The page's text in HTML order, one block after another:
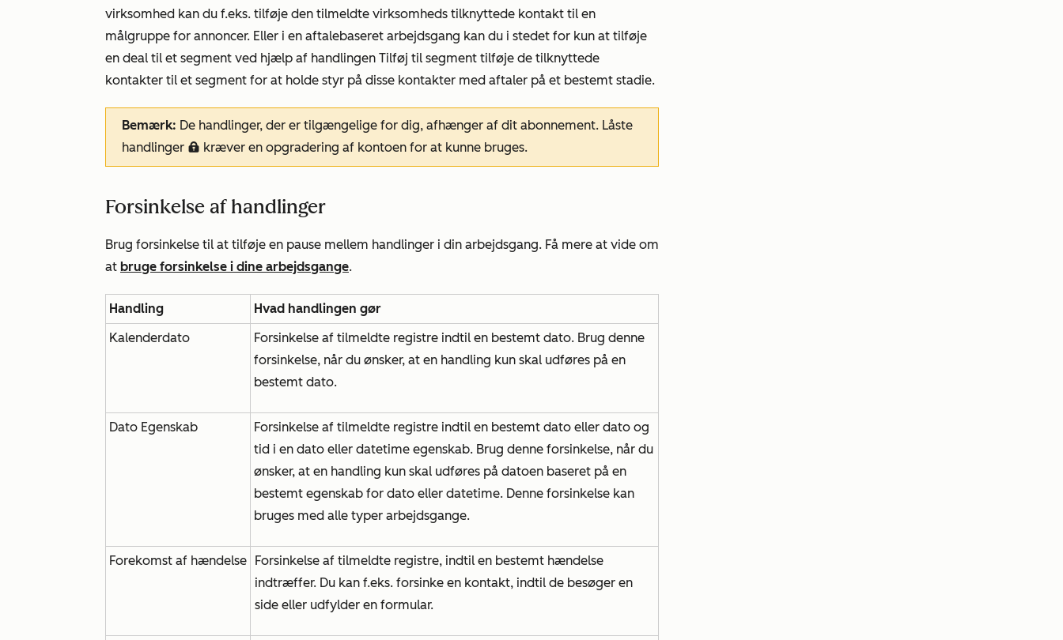
virksomhed kan du f.eks. tilføje den tilmeldte virksomheds tilknyttede kontakt til en
målgruppe for annoncer. Eller i en aftalebaseret arbejdsgang kan du i stedet for kun at tilføje
en deal til et segment ved hjælp af handlingen Tilføj til segment tilføje de tilknyttede
kontakter til et segment for at holde styr på disse kontakter med aftaler på et bestemt stadie.
Bemærk: De handlinger, der er tilgængelige for dig, afhænger af dit abonnement. Låste
handlinger locked kræver en opgradering af kontoen for at kunne bruges.
Forsinkelse af handlinger
Brug forsinkelse til at tilføje en pause mellem handlinger i din arbejdsgang. Få mere at vide om
at bruge forsinkelse i dine arbejdsgange.
Handling
Hvad handlingen gør
Kalenderdato
Forsinkelse af tilmeldte registre indtil en bestemt dato. Brug denne
forsinkelse, når du ønsker, at en handling kun skal udføres på en
bestemt dato.
Dato Egenskab
Forsinkelse af tilmeldte registre indtil en bestemt dato eller dato og
tid i en dato eller datetime egenskab. Brug denne forsinkelse, når du
ønsker, at en handling kun skal udføres på datoen baseret på en
bestemt egenskab for dato eller datetime. Denne forsinkelse kan
bruges med alle typer arbejdsgange.
Forekomst af hændelse Forsinkelse af tilmeldte registre, indtil en bestemt hændelse
indtræffer. Du kan f.eks. forsinke en kontakt, indtil de besøger en
side eller udfylder en formular.